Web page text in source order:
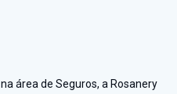
área de Seguros, a Rosanery